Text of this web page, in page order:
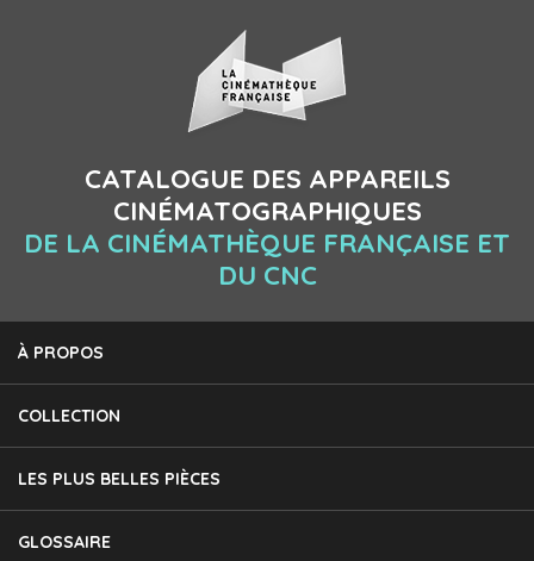
CATALOGUE DES APPAREILS
CINÉMATOGRAPHIQUES
DE LA CINÉMATHÈQUE FRANÇAISE ET
DU CNC
À PROPOS
COLLECTION
LES PLUS BELLES PIÈCES
GLOSSAIRE